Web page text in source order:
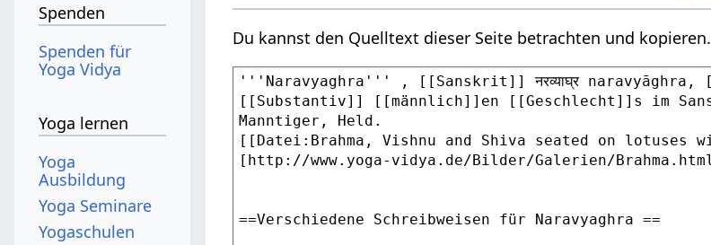
Du kannst den Quelltext dieser Seite betrachten und kopieren.
Spenden
Spenden für
Yoga Vidya
Yoga lernen
Yoga
Ausbildung
Yoga Seminare
Yogaschulen